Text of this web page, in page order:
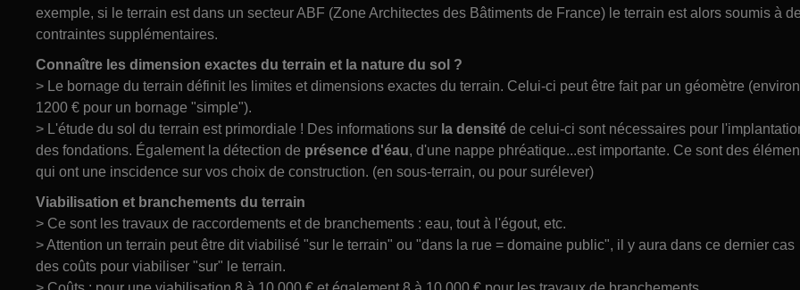
exemple, si le terrain est dans un secteur ABF (Zone Architectes des Bâtiments de France) le terrain est alors soumis à
contraintes supplémentaires.
Connaître les dimension exactes du terrain et la nature du sol ?
> Le bornage du terrain définit les limites et dimensions exactes du terrain. Celui-ci peut être fait par un géomètre (environ
1200 € pour un bornage "simple").
> L'étude du sol du terrain est primordiale ! Des informations sur la densité de celui-ci sont nécessaires pour
des fondations. Également la détection de présence d'éau, d'une nappe phréatique...est importante. Ce sont des
qui ont une inscidence sur vos choix de construction. (en sous-terrain, ou pour surélever)
Viabilisation et branchements du terrain
> Ce sont les travaux de raccordements et de branchements : eau, tout à l'égout, etc.
> Attention un terrain peut être dit viabilisé "sur le terrain" ou "dans la rue = domaine public", il y aura dans ce dernier cas
des coûts pour viabiliser "sur" le terrain.